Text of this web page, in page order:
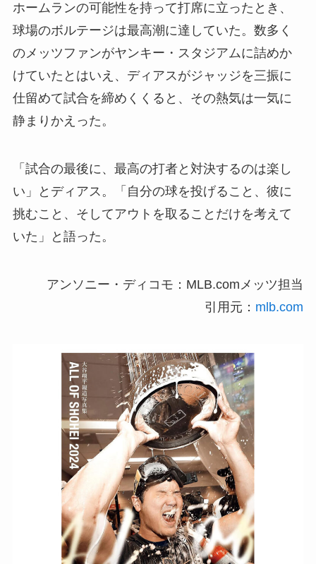
ホームランの可能性を持って打席に立ったとき、
球場のボルテージは最高潮に達していた。数多く
のメッツファンがヤンキー・スタジアムに詰めか
けていたとはいえ、ディアスがジャッジを三振に
仕留めて試合を締めくくると、その熱気は一気に
静まりかえった。
「試合の最後に、最高の打者と対決するのは楽し
い」とディアス。「自分の球を投げること、彼に
挑むこと、そしてアウトを取ることだけを考えて
いた」と語った。
アンソニー・ディコモ：MLB.comメッツ担当
引用元： mlb.com